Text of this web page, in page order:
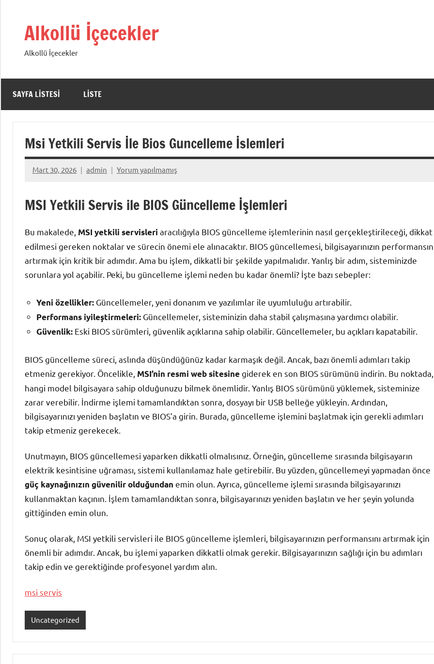
Alkollü İçecekler
Alkollü İçecekler
SAYFA LISTESI LISTE
Msi Yetkili Servis İle Bios Guncelleme İslemleri
Mart 30, 2026 admin Yorum yapılmamış
MSI Yetkili Servis ile BIOS Güncelleme İşlemleri
Bu makalede, MSI yetkili servisleri aracılığıyla BIOS güncelleme işlemlerinin nasıl gerçekleştirileceği, dikkat
edilmesi gereken noktalar ve sürecin önemi ele alınacaktır. BIOS güncellemesi, bilgisayarınızın
artırmak için kritik bir adımdır. Ama bu işlem, dikkatli bir şekilde yapılmalıdır. Yanlış bir adım, sisteminizde
sorunlara yol açabilir. Peki, bu güncelleme işlemi neden bu kadar önemli? İşte bazı sebepler:
Yeni özellikler: Güncellemeler, yeni donanım ve yazılımlar ile uyumluluğu artırabilir.
Performans iyileştirmeleri: Güncellemeler, sisteminizin daha stabil çalışmasına yardımcı olabilir.
Güvenlik: Eski BIOS sürümleri, güvenlik açıklarına sahip olabilir. Güncellemeler, bu açıkları kapatabilir.
BIOS güncelleme süreci, aslında düşündüğünüz kadar karmaşık değil. Ancak, bazı önemli adımları takip
etmeniz gerekiyor. Öncelikle, MSI’nin resmi web sitesinegiderek en son BIOS sürümünü indirin. Bu noktada,
hangi model bilgisayara sahip olduğunuzu bilmek önemlidir. Yanlış BIOS sürümünü yüklemek, sisteminize
zarar verebilir. İndirme işlemi tamamlandıktan sonra, dosyayı bir USB belleğe yükleyin. Ardından,
bilgisayarınızı yeniden başlatın ve BIOS’a girin. Burada, güncelleme işlemini başlatmak için gerekli adımları
takip etmeniz gerekecek.
Unutmayın, BIOS güncellemesi yaparken dikkatli olmalısınız. Örneğin, güncelleme sırasında bilgisayarın
elektrik kesintisine uğraması, sistemi kullanılamaz hale getirebilir. Bu yüzden, güncellemeyi yapmadan önce
güç kaynağınızın güvenilir olduğundan emin olun. Ayrıca, güncelleme işlemi sırasında bilgisayarınızı
kullanmaktan kaçının. İşlem tamamlandıktan sonra, bilgisayarınızı yeniden başlatın ve her şeyin yolunda
gittiğinden emin olun.
Sonuç olarak, MSI yetkili servisleri ile BIOS güncelleme işlemleri, bilgisayarınızın performansını artırmak için
önemli bir adımdır. Ancak, bu işlemi yaparken dikkatli olmak gerekir. Bilgisayarınızın sağlığı için bu adımları
takip edin ve gerektiğinde profesyonel yardım alın.
msi servis
Uncategorized